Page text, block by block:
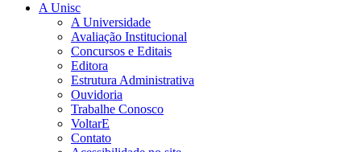
A Unisc
A Universidade
Avaliação Institucional
Concursos e Editais
Editora
Estrutura Administrativa
Ouvidoria
Trabalhe Conosco
VoltarE
Contato